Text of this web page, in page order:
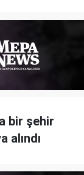
bir şehir
alındı